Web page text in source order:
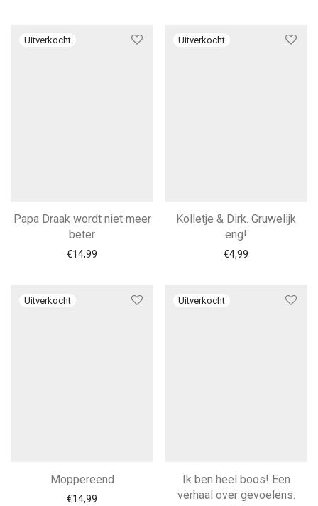
Papa Draak wordt niet meer
beter
€14,99
Kolletje & Dirk. Gruwelijk
eng!
€4,99
Moppereend
€14,99
Ik ben heel boos! Een
verhaal over gevoelens.